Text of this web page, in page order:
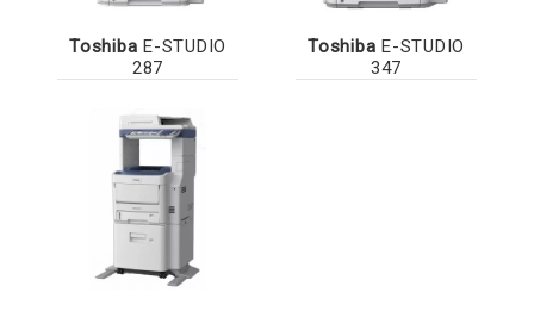
Toshiba E-STUDIO
287
Toshiba E-STUDIO
347